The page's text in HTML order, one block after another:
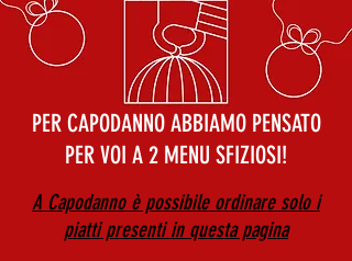
PER CAPODANNO ABBIAMO PENSATO
PER VOI A 2 MENU SFIZIOSI!
A Capodanno è possibile ordinare solo i
piatti presenti in questa pagina